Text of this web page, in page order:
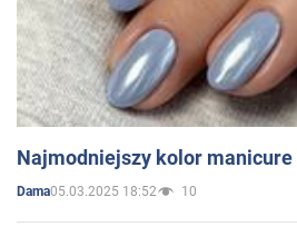
Najmodniejszy kolor
Dama05.03.2025 18:52 10